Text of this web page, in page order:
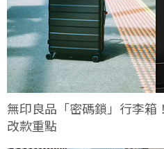
無印良品「密碼鎖」行李箱
改款重點